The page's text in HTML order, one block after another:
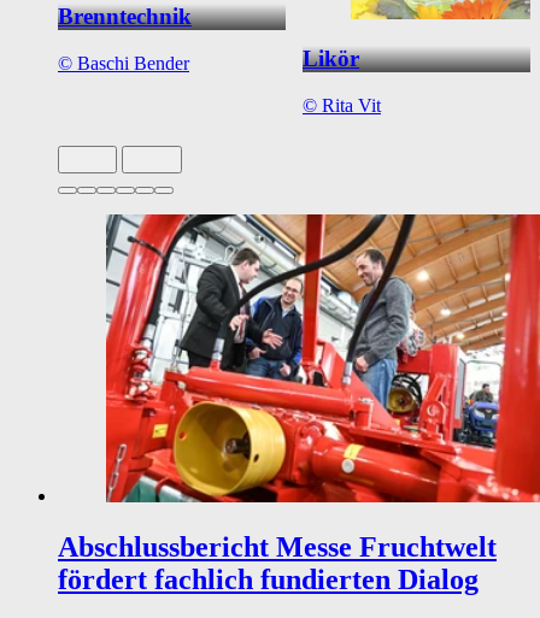
Brenntechnik
© Baschi Bender Likör
© Rita Vit
Slide 1 von 6 aktiv
Abschlussbericht Messe Fruchtwelt
fördert fachlich fundierten Dialog